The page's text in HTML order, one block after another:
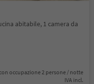
abitabile, 1 camera da
occupazione 2 persone / notte
IVA incl.